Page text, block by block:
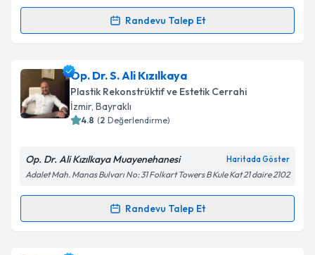
kapsamda işlenmesini kabul ediyorum.
Randevu Talep Et
Randevu Takvimi Talebi
Op. Dr. Özcan Ülgeniçin randevu takvimi talebi
oluşturun. Size bu uzmandan randevu almanız için bir
takvim hazırlandığında e-posta ile bilgilendireceğiz.
Kişisel verilerimin işlenmesine ilişkinAydınlatma
'ni okudum ve kişisel verilerimin belirtilen
Op. Dr. S. Ali Kızılkaya
Plastik Rekonstrüktif ve Estetik Cerrahi
İzmir, Bayraklı
4.8 (2 Değerlendirme)
Op. Dr. Ali Kızılkaya Muayenehanesi Haritada Göster
Adalet Mah. Manas Bulvarı No: 31 Folkart Towers B Kule Kat 21 daire 2102
Randevu Talep Et
Randevu Takvimi Talebi